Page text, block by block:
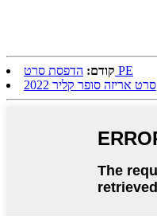
קודם: הדפסת סרט PE
סרט אריזה סופר קליר 2022